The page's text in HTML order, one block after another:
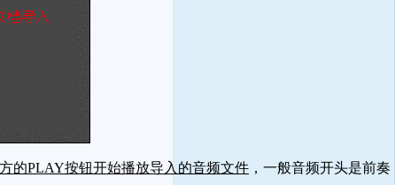
的PLAY按钮开始播放导入的音频文件 ，一般音频开头是前奏